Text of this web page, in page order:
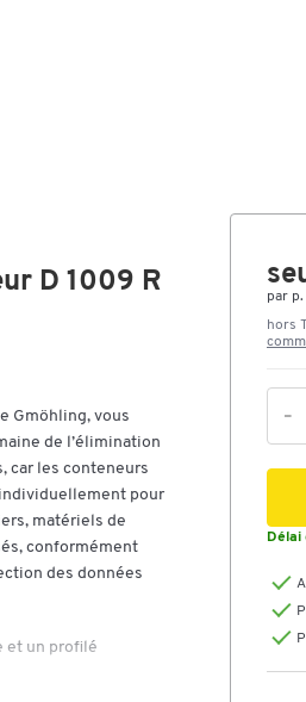
D 1009 R
Gmöhling, vous
de l’élimination
car les conteneurs
pour
matériels de
conformément
des données
et un profilé
par p.
hors
-
Délai